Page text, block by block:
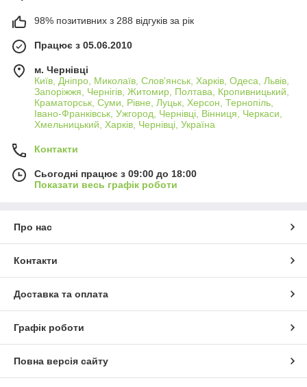
98% позитивних з 288 відгуків за рік
Працює з 05.06.2010
м. Чернівці
Київ, Дніпро, Миколаїв, Слов'янськ, Харків, Одеса, Львів,
Запоріжжя, Чернігів, Житомир, Полтава, Кропивницький,
Краматорськ, Суми, Рівне, Луцьк, Херсон, Тернопіль,
Івано-Франківськ, Ужгород, Чернівці, Вінниця, Черкаси,
Хмельницький, Харків, Чернівці, Україна
Контакти
Сьогодні працює з 09:00 до 18:00
Показати весь графік роботи
Про нас
Контакти
Доставка та оплата
Графік роботи
Повна версія сайту